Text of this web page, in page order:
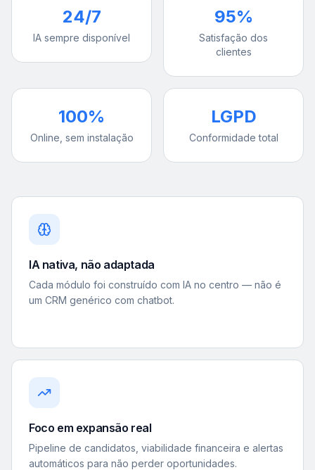
24/7
IA sempre disponível
95%
Satisfação dos
clientes
100%
Online, sem instalação
LGPD
Conformidade total
IA nativa, não adaptada
Cada módulo foi construído com IA no centro — não é
um CRM genérico com chatbot.
Foco em expansão real
Pipeline de candidatos, viabilidade financeira e alertas
automáticos para não perder oportunidades.